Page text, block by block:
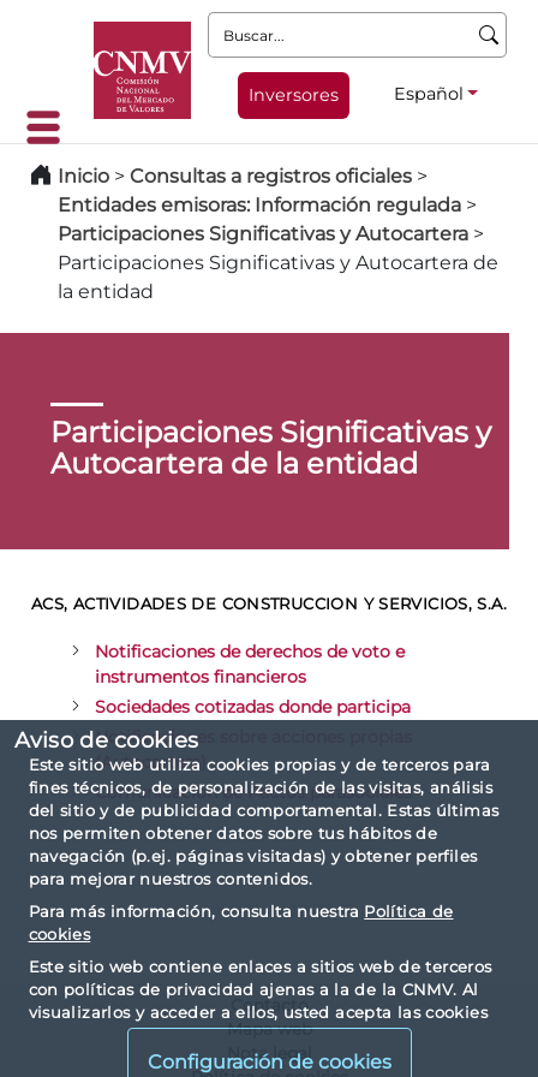
Aviso de cookies
Este sitio web utiliza cookies propias y de terceros para
fines técnicos, de personalización de las visitas, análisis
del sitio y de publicidad comportamental. Estas últimas
nos permiten obtener datos sobre tus hábitos de
navegación (p.ej. páginas visitadas) y obtener perfiles
para mejorar nuestros contenidos.
Para más información, consulta nuestra Política de
cookies
Este sitio web contiene enlaces a sitios web de terceros
con políticas de privacidad ajenas a la de la CNMV. Al
visualizarlos y acceder a ellos, usted acepta las cookies
instaladas por terceros y sus políticas de privacidad y
Configuración de cookies
Buscar:
Inversores Español
Inicio > Consultas a registros oficiales >
Entidades emisoras: Información regulada >
Participaciones Significativas y Autocartera >
Participaciones Significativas y Autocartera de
la entidad
Participaciones Significativas y
Autocartera de la entidad
ACS, ACTIVIDADES DE CONSTRUCCION Y SERVICIOS, S.A.
Notificaciones de derechos de voto e
instrumentos financieros
Sociedades cotizadas donde participa
Notificaciones sobre acciones propias
(Autocartera)
Comunicación de Pactos parasociales
Contacto
Mapa web
Nota legal